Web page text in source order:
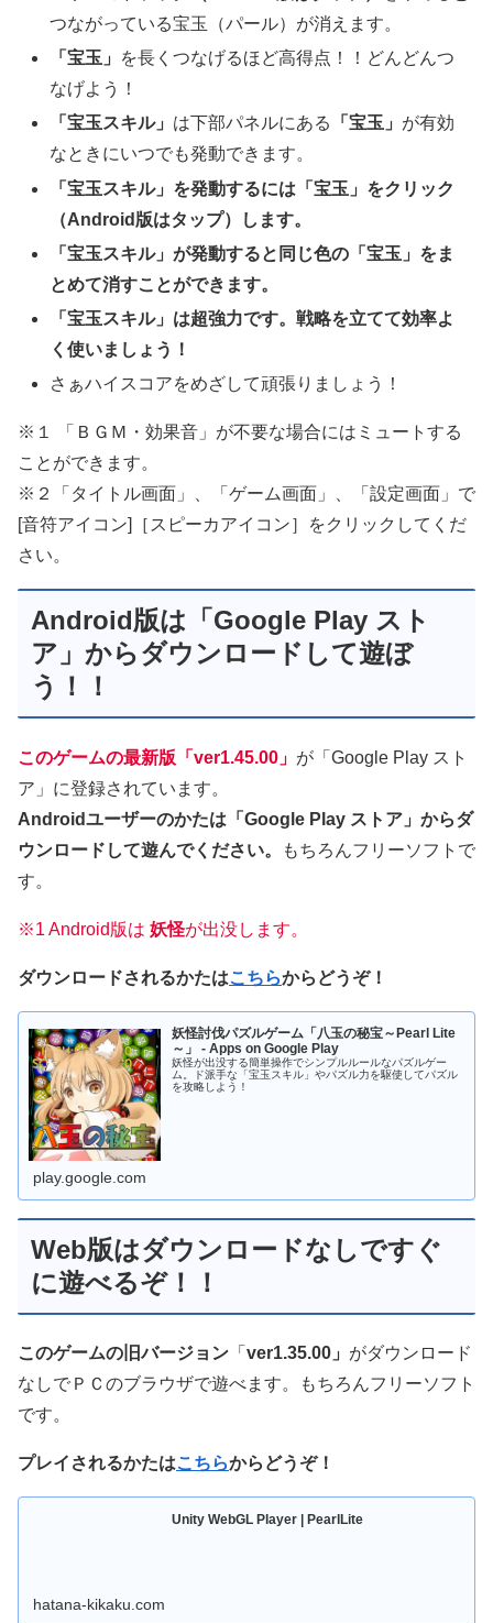
つながっている宝玉（パール）が消えます。
「宝玉」
を長くつなげるほど高得点！！どんどんつ
なげよう！
「宝玉スキル」 は下部パネルにある 「宝玉」 が有効
なときにいつでも発動できます。
「宝玉スキル」を発動するには「宝玉」をクリック
（Android版はタップ）します。
「宝玉スキル」が発動すると同じ色の「宝玉」をま
とめて消すことができます。
「宝玉スキル」は超強力です。戦略を立てて効率よ
く使いましょう！
さぁハイスコアをめざして頑張りましょう！
※１ 「ＢＧＭ・効果音」が不要な場合にはミュートする
ことができます。
※２「タイトル画面」、「ゲーム画面」、「設定画面」で
[音符アイコン]［スピーカアイコン］をクリックしてくだ
さい。
Android版は「Google Play スト
ア」からダウンロードして遊ぼ
う！！
このゲームの最新版「ver1.45.00」 が「Google Play スト
ア」に登録されています。
Androidユーザーのかたは「Google Play ストア」からダ
ウンロードして遊んでください。
もちろんフリーソフトで
す。
※1 Android版は 妖怪が出没します。
ダウンロードされるかたはこちらからどうぞ！
妖怪討伐パズルゲーム「八玉の秘宝～Pearl Lite
～」 - Apps on Google Play
妖怪が出没する簡単操作でシンプルルールなパズルゲー
ム。ド派手な「宝玉スキル」やパズル力を駆使してパズル
を攻略しよう！
play.google.com
Web版はダウンロードなしですぐ
に遊べるぞ！！
このゲームの旧バージョン 「 ver1.35.00」 がダウンロード
なしでＰＣのブラウザで遊べます。もちろんフリーソフト
です。
プレイされるかたはこちらからどうぞ！
Unity WebGL Player | PearlLite
hatana-kikaku.com